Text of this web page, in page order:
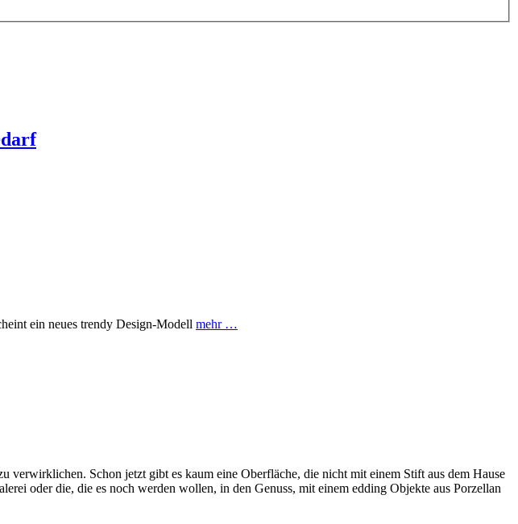
ein neues trendy Design-Modell mehr …
verwirklichen. Schon jetzt gibt es kaum eine Oberfläche, die nicht mit einem Stift aus dem Hause
oder die, die es noch werden wollen, in den Genuss, mit einem edding Objekte aus Porzellan